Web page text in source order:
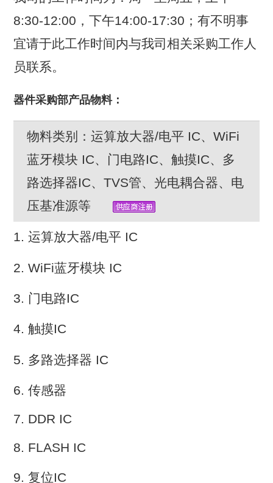
8:30-12:00，下午14:00-17:30；有不明事
宜请于此工作时间内与我司相关采购工作人
员联系。
器件采购部产品物料：
物料类别：运算放大器/电平 IC、WiFi
蓝牙模块 IC、门电路IC、触摸IC、多
路选择器IC、TVS管、光电耦合器、电
压基准源等
1. 运算放大器/电平 IC
2. WiFi蓝牙模块 IC
3. 门电路IC
4. 触摸IC
5. 多路选择器 IC
6. 传感器
7. DDR IC
8. FLASH IC
9. 复位IC